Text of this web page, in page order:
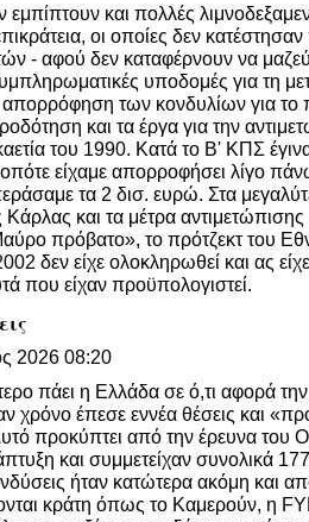
εμπίπτουν και πολλές
οι οποίες δεν
- αφού δεν καταφέρνουν να
υποδομές για τη
απορρόφηση των κονδυλίων για το
και τα έργα για την
του 1990. Κατά το Β' ΚΠΣ
είχαμε απορροφήσει λίγο
τα 2 δισ. ευρώ. Στα
και τα μέτρα αντιμετώπισης
πρόβατο», το πρότζεκτ του
δεν είχε ολοκληρωθεί και ας είχε
που είχαν προϋπολογιστεί.
2026 08:20
πάει η Ελλάδα σε ό,τι αφορά
χρόνο έπεσε εννέα θέσεις και
προκύπτει από την έρευνα
και συμμετείχαν συνολικά
ήταν κατώτερα ακόμη και
κράτη όπως το Καμερούν, η